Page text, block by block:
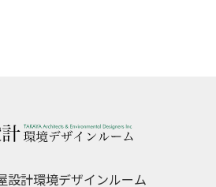
設計環境デザインルーム